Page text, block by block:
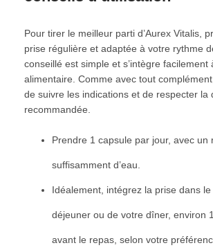
Pour tirer le meilleur parti d’Aurex Vitalis,
prise régulière et adaptée à votre rythme
conseillé est simple et s’intègre facilement
alimentaire. Comme avec tout
de suivre les indications et de respecter la
recommandée.
Prendre 1 capsule par jour, avec un
suffisamment d’eau.
Idéalement, intégrez la prise dans
déjeuner ou de votre dîner, environ
avant le repas, selon votre